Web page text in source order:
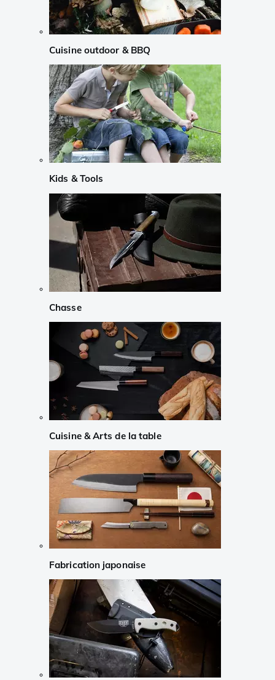
Cuisine outdoor & BBQ
Kids & Tools
Chasse
Cuisine & Arts de la table
Fabrication japonaise